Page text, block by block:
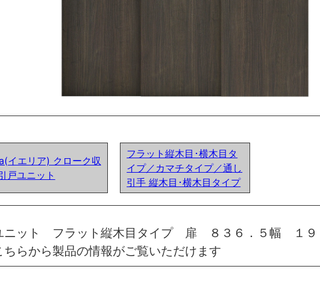
イエリア) クローク収
戸ユニット
フラット縦木目･横木目タ
イプ／カマチタイプ／通し
引手 縦木目･横木目タイプ
ット フラット縦木目タイプ 扉 ８３６．５幅 １
らから製品の情報がご覧いただけます